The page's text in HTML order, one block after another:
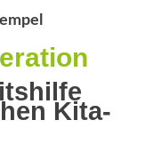
Kita-